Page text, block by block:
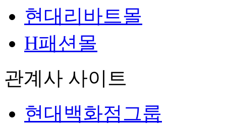
현대리바트몰
H패션몰
관계사 사이트
현대백화점그룹